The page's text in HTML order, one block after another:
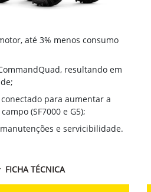
até 3% menos consumo
resultando em
para aumentar a
(SF7000 e G5);
e servicibilidade.
FICHA TÉCNICA